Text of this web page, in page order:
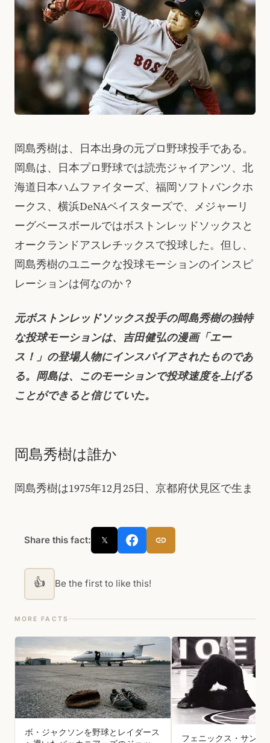
岡島秀樹は、日本出身の元プロ野球投手である。
岡島は、日本プロ野球では読売ジャイアンツ、北
海道日本ハムファイターズ、福岡ソフトバンクホ
ークス、横浜DeNAベイスターズで、メジャーリ
ーグベースボールではボストンレッドソックスと
オークランドアスレチックスで投球した。但し、
岡島秀樹のユニークな投球モーションのインスピ
レーションは何なのか？
元ボストンレッドソックス投手の岡島秀樹の独特
な投球モーションは、吉田健弘の漫画「エー
ス！」の登場人物にインスパイアされたものであ
る。岡島は、このモーションで投球速度を上げる
ことができると信じていた。
岡島秀樹は誰か
岡島秀樹は1975年12月25日、京都府伏見区で生ま
Share this fact: 𝕏
👍 Be the first to like this!
MORE FACTS
ボ・ジャクソンを野球とレイダース
フェニックス・サンズ